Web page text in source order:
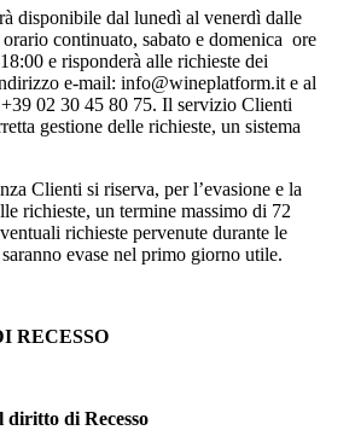
disponibile dal lunedì al venerdì dalle
continuato, sabato e domenica ore
e risponderà alle richieste dei
e-mail: info@wineplatform.it e al
02 30 45 80 75. Il servizio Clienti
gestione delle richieste, un sistema
Clienti si riserva, per l’evasione e la
richieste, un termine massimo di 72
richieste pervenute durante le
evase nel primo giorno utile.
RECESSO
diritto di Recesso